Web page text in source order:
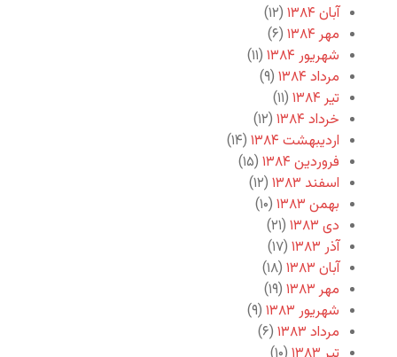
آبان ۱۳۸۴
(۱۲)
مهر ۱۳۸۴
(۶)
شهریور ۱۳۸۴
(۱۱)
مرداد ۱۳۸۴
(۹)
تیر ۱۳۸۴
(۱۱)
خرداد ۱۳۸۴
(۱۲)
اردیبهشت ۱۳۸۴
(۱۴)
فروردین ۱۳۸۴
(۱۵)
اسفند ۱۳۸۳
(۱۲)
بهمن ۱۳۸۳
(۱۰)
دی ۱۳۸۳
(۲۱)
آذر ۱۳۸۳
(۱۷)
آبان ۱۳۸۳
(۱۸)
مهر ۱۳۸۳
(۱۹)
شهریور ۱۳۸۳
(۹)
مرداد ۱۳۸۳
(۶)